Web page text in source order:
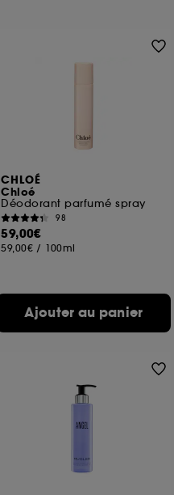
CHLOÉ
Chloé
Déodorant parfumé spray
98
59,00€
59,00€ / 100ml
Ajouter au panier